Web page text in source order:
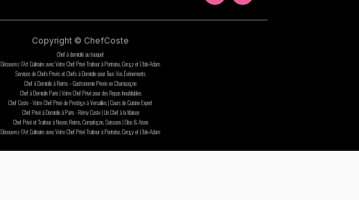
Copyright © ChefCoste
Chef à domicile au touquet
Découvrez l’Art Culinaire avec Votre Chef Privé Traiteur à Pontoise, Cergy et L’Isle-Adam
Services de Chefs Privés et Chefs à Domicile pour Tous Vos Événements
Chef à Domicile à Reims – Gastronomie Privée en Champagne
Chef à Domicile Paris | Votre Chef Privé pour des Repas Inoubliables
Chef Coste - Votre Chef Privé de Prestige à Versailles | Cours de Cuisine Expert
Chef Privé à Domicile à Paris - Rémy Coste | Un Chef à la Maison
Chef Privé et Traiteur à Noyon, Reims, Compiègne, Soissons | Oise & Aisne
Découvrez l’Art Culinaire avec Votre Chef Privé Traiteur à Pontoise, Cergy et L’Isle-Adam